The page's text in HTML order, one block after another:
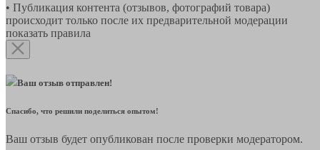
• Публикация контента (отзывов, фотографий товара)
происходит только после их предварительной модерации
показать правила
Ваш отзыв отправлен!
Спасибо, что решили поделиться опытом!
Ваш отзыв будет опубликован после проверки модератором.